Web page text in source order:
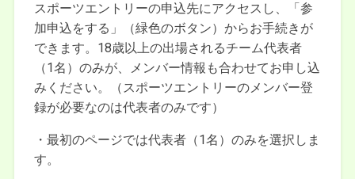
スポーツエントリーの申込先にアクセスし、「参
加申込をする」（緑色のボタン）からお手続きが
できます。18歳以上の出場されるチーム代表者
（1名）のみが、メンバー情報も合わせてお申し込
みください。（スポーツエントリーのメンバー登
録が必要なのは代表者のみです）
・最初のページでは代表者（1名）のみを選択しま
す。